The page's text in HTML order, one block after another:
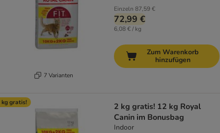
7 Varianten
Einzeln 87,59 €
72,99 €
6,08 € / kg
Zum Warenkorb
hinzufügen
kg gratis!
2 kg gratis! 12 kg Royal
Canin im Bonusbag
Indoor